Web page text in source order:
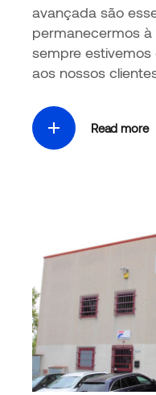
avançada são
permanecermos à
sempre
aos nossos
Read more